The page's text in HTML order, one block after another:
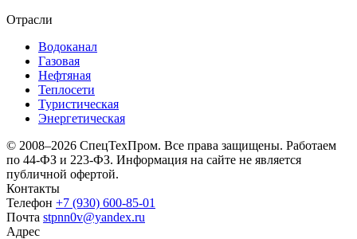
Отрасли
Водоканал
Газовая
Нефтяная
Теплосети
Туристическая
Энергетическая
© 2008–2026 СпецТехПром. Все права защищены. Работаем
по 44-ФЗ и 223-ФЗ. Информация на сайте не является
публичной офертой.
Контакты
Телефон +7 (930) 600-85-01
Почта stpnn0v@yandex.ru
Адрес